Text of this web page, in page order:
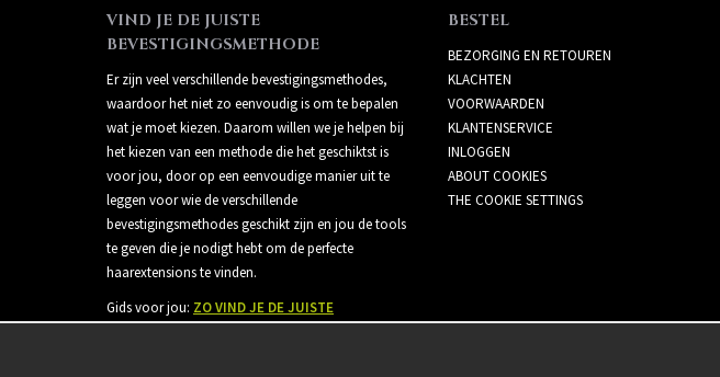
VIND JE DE JUISTE
BEVESTIGINGSMETHODE
Er zijn veel verschillende bevestigingsmethodes,
waardoor het niet zo eenvoudig is om te bepalen
wat je moet kiezen. Daarom willen we je helpen bij
het kiezen van een methode die het geschiktst is
voor jou, door op een eenvoudige manier uit te
leggen voor wie de verschillende
bevestigingsmethodes geschikt zijn en jou de tools
te geven die je nodigt hebt om de perfecte
haarextensions te vinden.
Gids voor jou: ZO VIND JE DE JUISTE
BESTEL
BEZORGING EN RETOUREN
KLACHTEN
VOORWAARDEN
KLANTENSERVICE
INLOGGEN
ABOUT COOKIES
THE COOKIE SETTINGS